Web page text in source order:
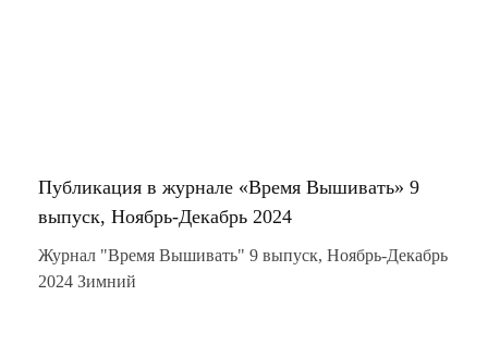
Публикация в журнале «Время Вышивать» 9
выпуск, Ноябрь-Декабрь 2024
Журнал "Время Вышивать" 9 выпуск, Ноябрь-Декабрь
2024 Зимний